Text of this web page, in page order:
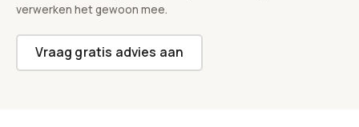
verwerken het gewoon mee.
Vraag gratis advies aan